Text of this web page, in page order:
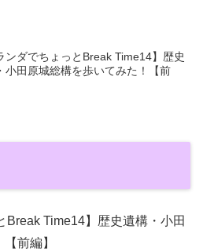
ンダでちょっとBreak Time14】歴史
小田原城総構を歩いてみた！【前
Break Time14】歴史遺構・小田
前編】